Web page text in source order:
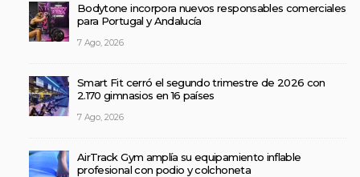
Bodytone incorpora nuevos responsables comerciales
para Portugal y Andalucía
7 Ago, 2026
Smart Fit cerró el segundo trimestre de 2026 con
2.170 gimnasios en 16 países
7 Ago, 2026
AirTrack Gym amplía su equipamiento inflable
profesional con podio y colchoneta